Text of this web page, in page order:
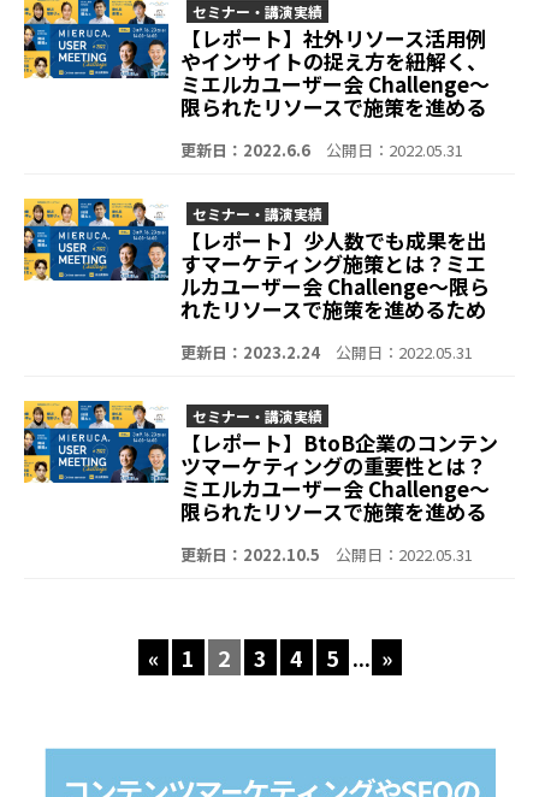
セミナー・講演実績
【レポート】社外リソース活用例
やインサイトの捉え方を紐解く、
ミエルカユーザー会 Challenge～
限られたリソースで施策を進める
更新日：2022.6.6 公開日：2022.05.31
セミナー・講演実績
【レポート】少人数でも成果を出
すマーケティング施策とは？ミエ
ルカユーザー会 Challenge～限ら
れたリソースで施策を進めるため
更新日：2023.2.24 公開日：2022.05.31
セミナー・講演実績
【レポート】BtoB企業のコンテン
ツマーケティングの重要性とは？
ミエルカユーザー会 Challenge～
限られたリソースで施策を進める
更新日：2022.10.5 公開日：2022.05.31
« 1 2 3 4 5 ... »